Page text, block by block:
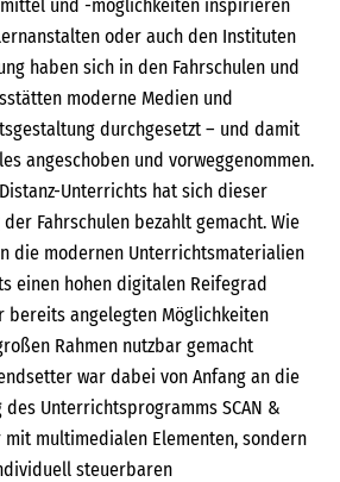
und -möglichkeiten inspirieren
oder auch den Instituten
haben sich in den Fahrschulen und
moderne Medien und
durchgesetzt – und damit
angeschoben und vorweggenommen.
Unterrichts hat sich dieser
Fahrschulen bezahlt gemacht. Wie
die modernen Unterrichtsmaterialien
einen hohen digitalen Reifegrad
bereits angelegten Möglichkeiten
Rahmen nutzbar gemacht
war dabei von Anfang an die
des Unterrichtsprogramms SCAN &
mit multimedialen Elementen, sondern
steuerbaren